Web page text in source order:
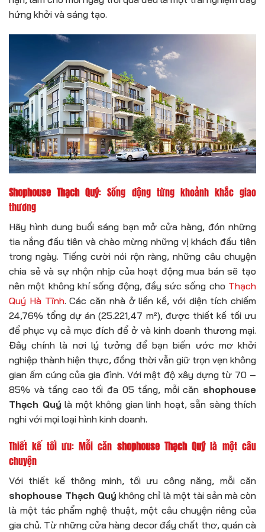
hứng khởi và sáng tạo.
Shophouse Thạch Quý: Sống động từng khoảnh khắc giao
thương
Hãy hình dung buổi sáng bạn mở cửa hàng, đón những
tia nắng đầu tiên và chào mừng những vị khách đầu tiên
trong ngày. Tiếng cười nói rộn ràng, những câu chuyện
chia sẻ và sự nhộn nhịp của hoạt động mua bán sẽ tạo
nên một không khí sống động, đầy sức sống cho Thạch
Quý Hà Tĩnh. Các căn nhà ở liền kề, với diện tích chiếm
24,76% tổng dự án (25.221,47 m²), được thiết kế tối ưu
để phục vụ cả mục đích để ở và kinh doanh thương mại.
Đây chính là nơi lý tưởng để bạn biến ước mơ khởi
nghiệp thành hiện thực, đồng thời vẫn giữ trọn vẹn không
gian ấm cúng của gia đình. Với mật độ xây dựng từ 70 –
85% và tầng cao tối đa 05 tầng, mỗi căn shophouse
Thạch Quý là một không gian linh hoạt, sẵn sàng thích
nghi với mọi loại hình kinh doanh.
Thiết kế tối ưu: Mỗi căn shophouse Thạch Quýlà một câu
chuyện
Với thiết kế thông minh, tối ưu công năng, mỗi căn
shophouse Thạch Quý không chỉ là một tài sản mà còn
là một tác phẩm nghệ thuật, một câu chuyện riêng của
gia chủ. Từ những cửa hàng decor đầy chất thơ, quán cà